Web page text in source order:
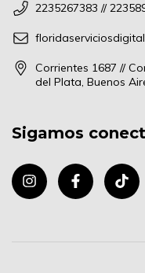
2235267383 //
Corrientes 1687 //
del Plata, Buenos
Sigamos